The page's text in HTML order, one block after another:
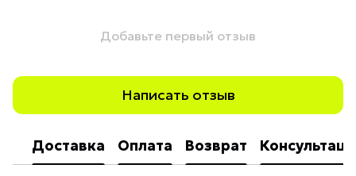
Добавьте первый отзыв
Написать отзыв
Доставка Оплата Возврат